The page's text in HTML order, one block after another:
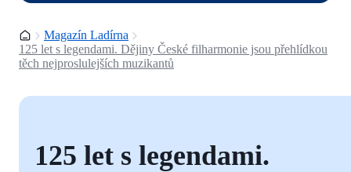
Domovská stránka
Magazín Ladírna
125 let s legendami. Dějiny České filharmonie jsou přehlídkou
těch nejproslulejších muzikantů
125 let s legendami.